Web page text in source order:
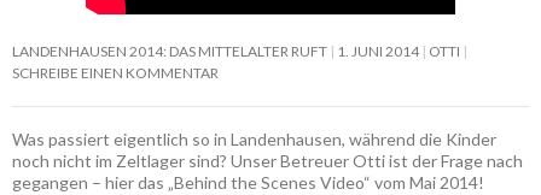
LANDENHAUSEN 2014: DAS MITTELALTER RUFT 1. JUNI 2014 OTTI
SCHREIBE EINEN KOMMENTAR
Was passiert eigentlich so in Landenhausen, während die Kinder
noch nicht im Zeltlager sind? Unser Betreuer Otti ist der Frage nach
gegangen – hier das „Behind the Scenes Video“ vom Mai 2014!